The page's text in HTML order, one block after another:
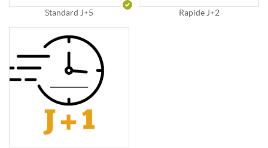
Standard J+5 Rapide J+2